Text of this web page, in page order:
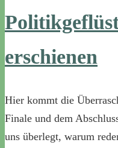
erschienen
Hier kommt die
Finale und dem
uns überlegt, warum